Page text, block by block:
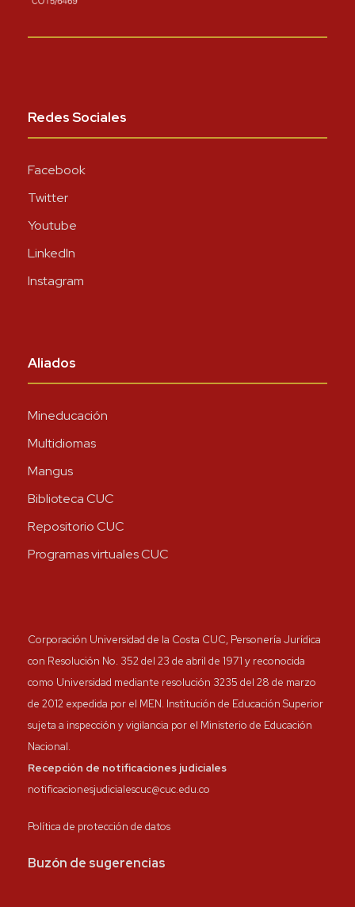
Redes Sociales
Facebook
Twitter
Youtube
LinkedIn
Instagram
Aliados
Mineducación
Multidiomas
Mangus
Biblioteca CUC
Repositorio CUC
Programas virtuales CUC
Corporación Universidad de la Costa CUC, Personería Jurídica
con Resolución No. 352 del 23 de abril de 1971 y reconocida
como Universidad mediante resolución 3235 del 28 de marzo
de 2012 expedida por el MEN. Institución de Educación Superior
sujeta a inspección y vigilancia por el Ministerio de Educación
Nacional.
Recepción de notificaciones judiciales
notificacionesjudicialescuc@cuc.edu.co
Política de protección de datos
Buzón de sugerencias